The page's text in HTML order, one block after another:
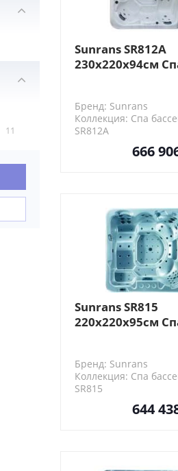
Sunrans SR812A
230x220x94см
Бренд: Sunrans
Коллекция: Спа
SR812A
666
Sunrans SR815
220x220x95см
Бренд: Sunrans
Коллекция: Спа
SR815
644
11